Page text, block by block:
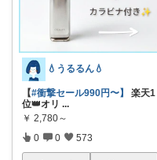
💧うるるん💧
【#衝撃セール990円〜】
楽天1
位👑オリ ...
￥ 2,780～
0 0 573